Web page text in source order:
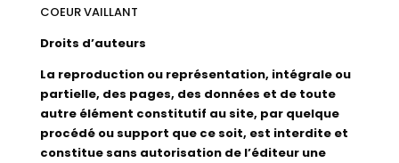
COEUR VAILLANT
Droits d’auteurs
La reproduction ou représentation, intégrale ou
partielle, des pages, des données et de toute
autre élément constitutif au site, par quelque
procédé ou support que ce soit, est interdite et
constitue sans autorisation de l’éditeur une